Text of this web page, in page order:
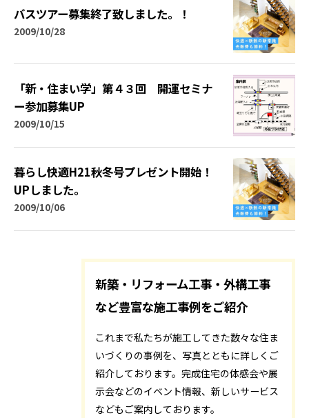
バスツアー募集終了致しました。！
2009/10/28
「新・住まい学」第４３回 開運セミナ
ー参加募集UP
2009/10/15
暮らし快適H21秋冬号プレゼント開始！
UPしました。
2009/10/06
新築・リフォーム工事・外構工事
など豊富な施工事例をご紹介
これまで私たちが施工してきた数々な住ま
いづくりの事例を、写真とともに詳しくご
紹介しております。完成住宅の体感会や展
示会などのイベント情報、新しいサービス
などもご案内しております。